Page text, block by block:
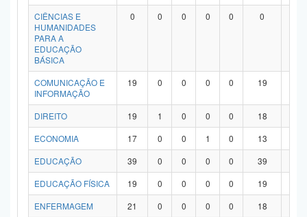
CIÊNCIAS E
HUMANIDADES
PARA A
EDUCAÇÃO
BÁSICA
0 0 0 0 0 0
COMUNICAÇÃO E
INFORMAÇÃO
19 0 0 0 0 19
DIREITO 19 1 0 0 0 18
ECONOMIA
17 0 0 1 0 13
EDUCAÇÃO
39 0 0 0 0 39
EDUCAÇÃO FÍSICA
19 0 0 0 0 19
ENFERMAGEM
21 0 0 0 0 18